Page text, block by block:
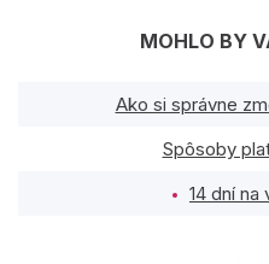
MOHLO BY
Ako si správne
Spôsoby
14 dní na